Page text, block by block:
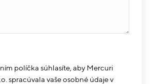
políčka súhlasíte, aby Mercuri
spracúvala vaše osobné údaje v